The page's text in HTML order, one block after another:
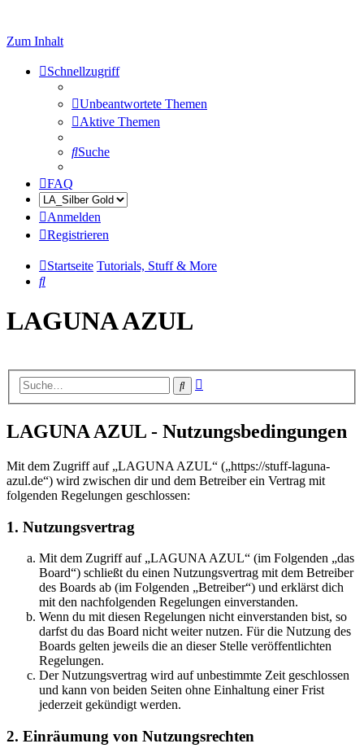
Zum Inhalt
Schnellzugriff
Unbeantwortete Themen
Aktive Themen
Suche
FAQ
Anmelden
Registrieren
Startseite Tutorials, Stuff & More
Suche
LAGUNA AZUL
Suche
LAGUNA AZUL - Nutzungsbedingungen
Mit dem Zugriff auf „LAGUNA AZUL“ („https://stuff-laguna-
azul.de“) wird zwischen dir und dem Betreiber ein Vertrag mit
folgenden Regelungen geschlossen:
1. Nutzungsvertrag
Mit dem Zugriff auf „LAGUNA AZUL“ (im Folgenden „das
Board“) schließt du einen Nutzungsvertrag mit dem Betreiber
des Boards ab (im Folgenden „Betreiber“) und erklärst dich
mit den nachfolgenden Regelungen einverstanden.
Wenn du mit diesen Regelungen nicht einverstanden bist, so
darfst du das Board nicht weiter nutzen. Für die Nutzung des
Boards gelten jeweils die an dieser Stelle veröffentlichten
Regelungen.
Der Nutzungsvertrag wird auf unbestimmte Zeit geschlossen
und kann von beiden Seiten ohne Einhaltung einer Frist
jederzeit gekündigt werden.
2. Einräumung von Nutzungsrechten